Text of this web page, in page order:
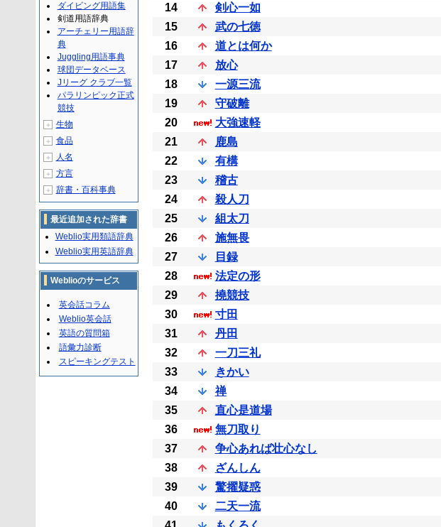
14
剣心一如
15
武の七徳
16
道とは何か
17
放心
18
一源三流
19
守破離
20
大強速軽
21
鹿島
22
有構
23
稽古
24
殺人刀
25
組太刀
26
施無畏
27
目録
28
法定の形
29
撓競技
30
寸田
31
丹田
32
一刀三礼
33
きかい
34
禅
35
直心是道場
36
無刀取り
37
争心あれば壮心なし
38
ざんしん
39
驚擢疑惑
40
二天一流
ダイビング用語集
剣道用語辞典
アーチェリー用語辞
典
Juggling用語事典
球団データベース
Jリーグ クラブ一覧
パラリンピック正式
競技
＋ 生物
＋ 食品
＋ 人名
＋ 方言
＋ 辞書・百科事典
最近追加された辞書
Weblio実用類語辞典
Weblio実用英語辞典
Weblioのサービス
英会話コラム
Weblio英会話
英語の質問箱
語彙力診断
スピーキングテスト